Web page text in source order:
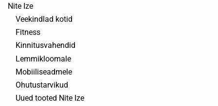
Nite Ize
Veekindlad kotid
Fitness
Kinnitusvahendid
Lemmikloomale
Mobiiliseadmele
Ohutustarvikud
Uued tooted Nite Ize